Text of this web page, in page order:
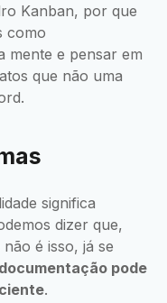
Kanban, por que
como
mente e pensar em
que não uma
significa
dizer que,
é isso, já se
documentação pode
.